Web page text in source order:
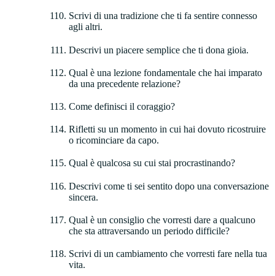
Scrivi di una tradizione che ti fa sentire connesso
agli altri.
Descrivi un piacere semplice che ti dona gioia.
Qual è una lezione fondamentale che hai imparato
da una precedente relazione?
Come definisci il coraggio?
Rifletti su un momento in cui hai dovuto ricostruire
o ricominciare da capo.
Qual è qualcosa su cui stai procrastinando?
Descrivi come ti sei sentito dopo una conversazione
sincera.
Qual è un consiglio che vorresti dare a qualcuno
che sta attraversando un periodo difficile?
Scrivi di un cambiamento che vorresti fare nella tua
vita.